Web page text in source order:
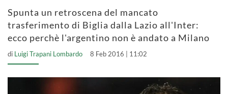
Spunta un retroscena del mancato
trasferimento di Biglia dalla Lazio all'Inter:
ecco perchè l'argentino non è andato a Milano
di Luigi Trapani Lombardo 8 Feb 2016 | 11:02